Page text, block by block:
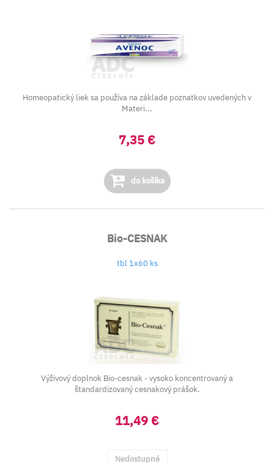
Homeopatický liek sa používa na základe poznatkov uvedených v
Materi...
7,35 €
do košíka
Bio-CESNAK
tbl 1x60 ks
Výživový doplnok Bio-cesnak - vysoko koncentrovaný a
štandardizovaný cesnakový prášok.
11,49 €
Nedostupné